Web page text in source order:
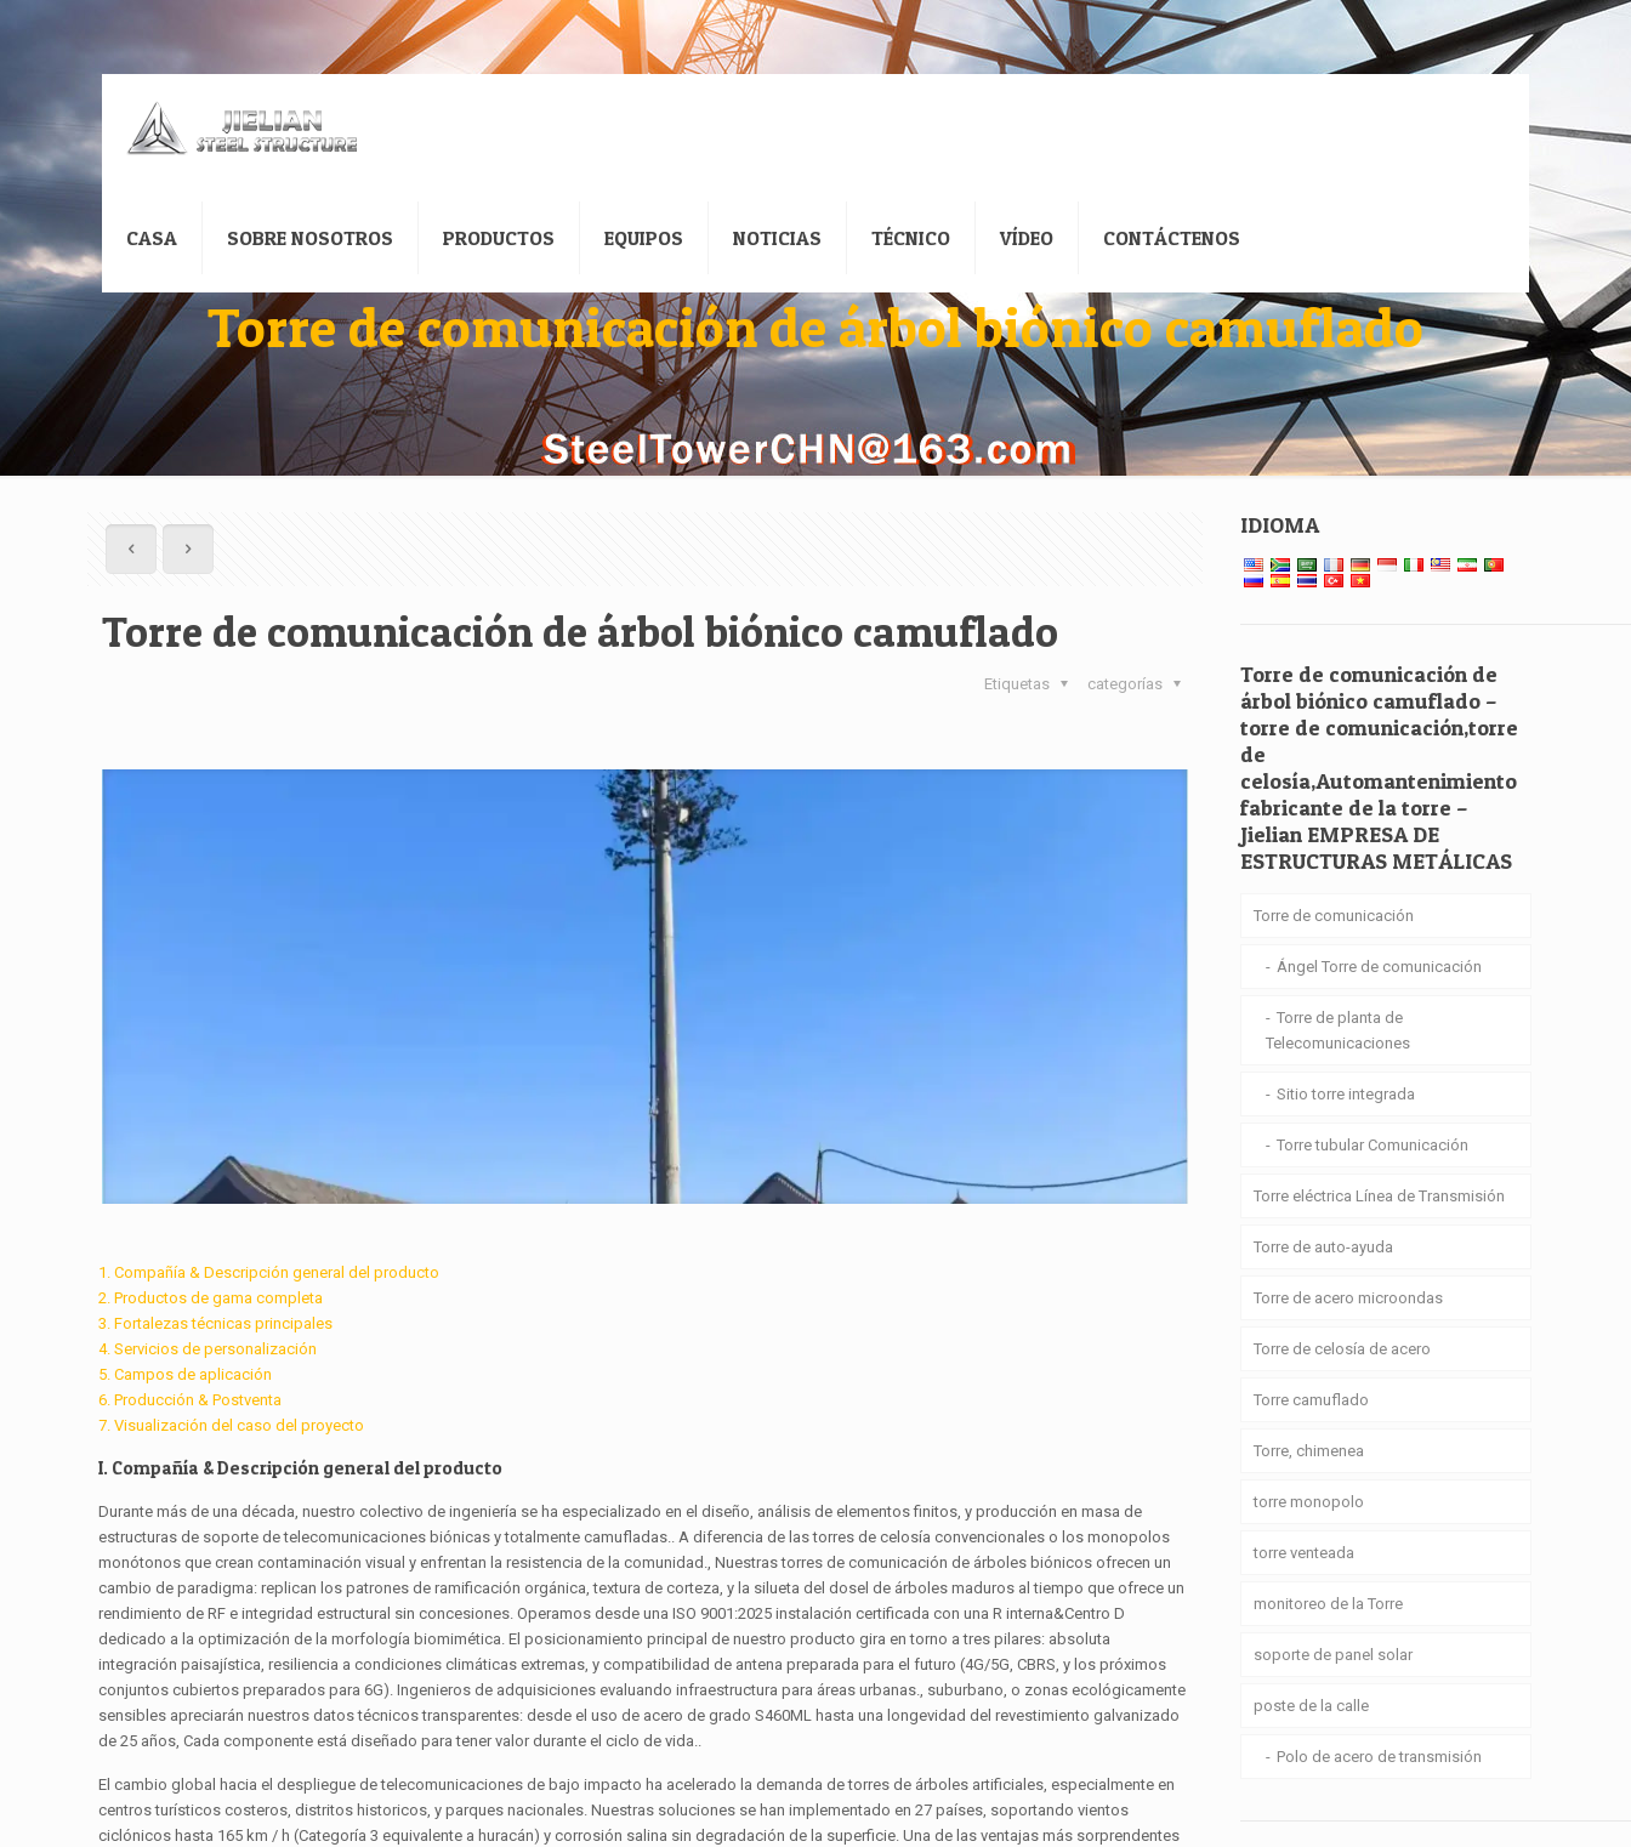
CASA SOBRE NOSOTROS PRODUCTOS EQUIPOS NOTICIAS TÉCNICO VÍDEO CONTÁCTENOS
Torre de comunicación de árbol biónico camuflado
Torre de comunicación de árbol biónico camuflado
categorías
Etiquetas
1. Compañía & Descripción general del producto
2. Productos de gama completa
3. Fortalezas técnicas principales
4. Servicios de personalización
5. Campos de aplicación
6. Producción & Postventa
7. Visualización del caso del proyecto
I. Compañía & Descripción general del producto
Durante más de una década, nuestro colectivo de ingeniería se ha especializado en el diseño, análisis de elementos finitos, y producción en masa de
estructuras de soporte de telecomunicaciones biónicas y totalmente camufladas.. A diferencia de las torres de celosía convencionales o los monopolos
monótonos que crean contaminación visual y enfrentan la resistencia de la comunidad., Nuestras torres de comunicación de árboles biónicos ofrecen un
cambio de paradigma: replican los patrones de ramificación orgánica, textura de corteza, y la silueta del dosel de árboles maduros al tiempo que ofrece un
rendimiento de RF e integridad estructural sin concesiones. Operamos desde una ISO 9001:2025 instalación certificada con una R interna&Centro D
dedicado a la optimización de la morfología biomimética. El posicionamiento principal de nuestro producto gira en torno a tres pilares: absoluta
integración paisajística, resiliencia a condiciones climáticas extremas, y compatibilidad de antena preparada para el futuro (4G/5G, CBRS, y los próximos
conjuntos cubiertos preparados para 6G). Ingenieros de adquisiciones evaluando infraestructura para áreas urbanas., suburbano, o zonas ecológicamente
sensibles apreciarán nuestros datos técnicos transparentes: desde el uso de acero de grado S460ML hasta una longevidad del revestimiento galvanizado
de 25 años, Cada componente está diseñado para tener valor durante el ciclo de vida..
El cambio global hacia el despliegue de telecomunicaciones de bajo impacto ha acelerado la demanda de torres de árboles artificiales, especialmente en
centros turísticos costeros, distritos historicos, y parques nacionales. Nuestras soluciones se han implementado en 27 países, soportando vientos
ciclónicos hasta 165 km / h (Categoría 3 equivalente a huracán) y corrosión salina sin degradación de la superficie. Una de las ventajas más sorprendentes
IDIOMA
Torre de comunicación de
árbol biónico camuflado –
torre de comunicación,torre
de
celosía,Automantenimiento
fabricante de la torre –
Jielian EMPRESA DE
ESTRUCTURAS METÁLICAS
Torre de comunicación
Ángel Torre de comunicación
Torre de planta de
Telecomunicaciones
Sitio torre integrada
Torre tubular Comunicación
Torre eléctrica Línea de Transmisión
Torre de auto-ayuda
Torre de acero microondas
Torre de celosía de acero
Torre camuflado
Torre, chimenea
torre monopolo
torre venteada
monitoreo de la Torre
soporte de panel solar
poste de la calle
Polo de acero de transmisión